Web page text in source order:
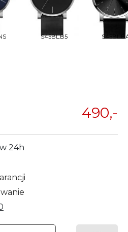
S45BL.B5
490,-
24h